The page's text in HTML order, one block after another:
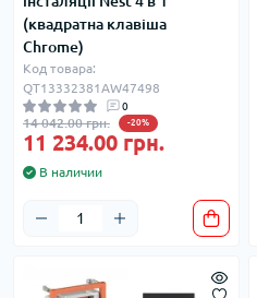
(квадратна клавіша
Chrome)
Код товара:
QT13332381AW47498
0
14 042.00 грн. -20%
11 234.00 грн.
В наличии